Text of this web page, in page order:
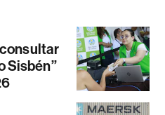
consultar
Sisbén”